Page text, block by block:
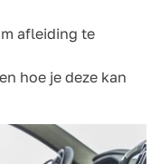
afleiding te
hoe je deze kan